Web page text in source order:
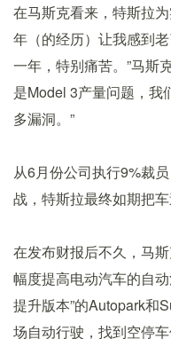
在马斯克看来，特斯拉
年（的经历）让我感到
一年，特别痛苦。”马斯
是Model 3产量问题，我
多漏洞。”
从6月份公司执行9%裁
战，特斯拉最终如期把车
在发布财报后不久，马
幅度提高电动汽车的自
提升版本”的Autopark和
场自动行驶，找到空停